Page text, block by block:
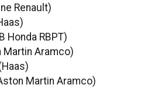
Renault)
Honda RBPT)
Martin Aramco)
Martin Aramco)